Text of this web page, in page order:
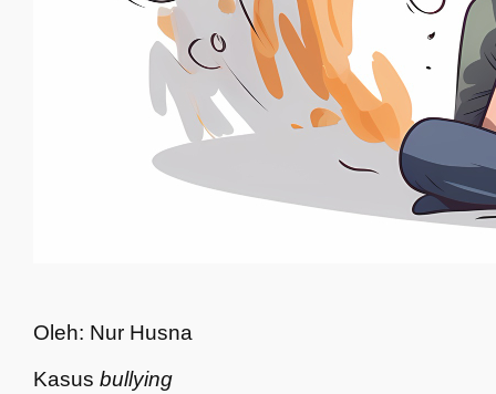
Oleh: Nur Husna
Kasusbullying